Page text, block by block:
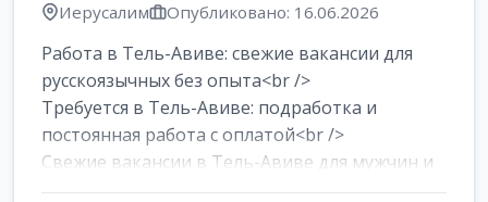
Иерусалим Опубликовано: 16.06.2026
Работа в Тель-Авиве: свежие вакансии для
русскоязычных без опыта<br />
Требуется в Тель-Авиве: подработка и
постоянная работа с оплатой<br />
Свежие вакансии в Тель-Авиве для мужчин и
женщин от хозя...